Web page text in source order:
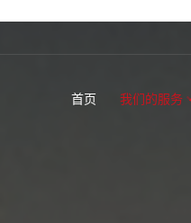
首页 我们的服务